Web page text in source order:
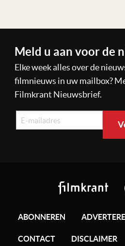
Meld u aan voor de
Elke week alles over de
filmnieuws in uw mailbox?
Filmkrant Nieuwsbrief.
ABONNEREN
CONTACT DISCLAIMER